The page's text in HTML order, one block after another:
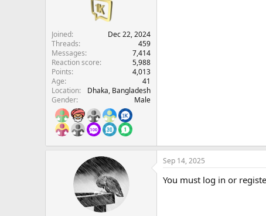
Joined
Dec 22, 2024
Threads
459
Messages
7,414
Reaction score
5,988
Points
4,013
Age
41
Location
Dhaka, Bangladesh
Gender
Male
Sep 14, 2025
You must log in or